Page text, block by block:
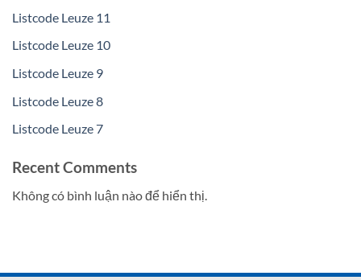
Listcode Leuze 11
Listcode Leuze 10
Listcode Leuze 9
Listcode Leuze 8
Listcode Leuze 7
Recent Comments
Không có bình luận nào để hiển thị.